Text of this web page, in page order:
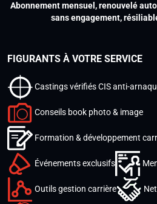
Abonnement mensuel, renouvelé
sans engagement,
FIGURANTS À VOTRE SERVICE
Castings vérifiés CIS anti-
Conseils book photo & image
Formation & développement
Événements exclusifs
Outils gestion carrière